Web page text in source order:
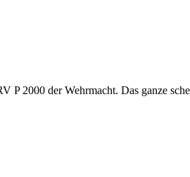
P 2000 der Wehrmacht. Das ganze